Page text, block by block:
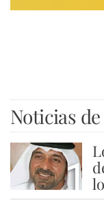
Noticias
1